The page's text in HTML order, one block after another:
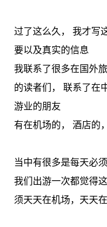
过了这么久， 我才写
要以及真实的信息
我联系了很多在国外
的读者们， 联系了在
游业的朋友
有在机场的， 酒店的
当中有很多是每天必
我们出游一次都觉得
须天天在机场，天天在